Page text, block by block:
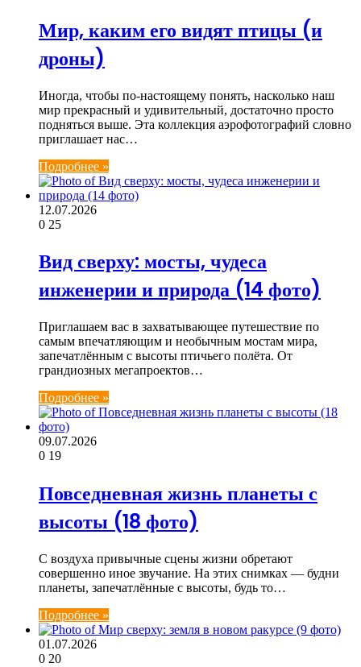
Мир, каким его видят птицы (и
дроны)
Иногда, чтобы по-настоящему понять, насколько наш
мир прекрасный и удивительный, достаточно просто
подняться выше. Эта коллекция аэрофотографий словно
приглашает нас…
Подробнее »
12.07.2026
0 25
Вид сверху: мосты, чудеса
инженерии и природа (14 фото)
Приглашаем вас в захватывающее путешествие по
самым впечатляющим и необычным мостам мира,
запечатлённым с высоты птичьего полёта. От
грандиозных мегапроектов…
Подробнее »
09.07.2026
0 19
Повседневная жизнь планеты с
высоты (18 фото)
С воздуха привычные сцены жизни обретают
совершенно иное звучание. На этих снимках — будни
планеты, запечатлённые с высоты, будь то…
Подробнее »
01.07.2026
0 20